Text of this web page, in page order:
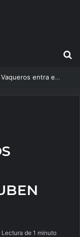
Un estudio de la UNSa busca revolucionar las casas de adobe y hacerlas más seguras
Lectura de 1 minuto